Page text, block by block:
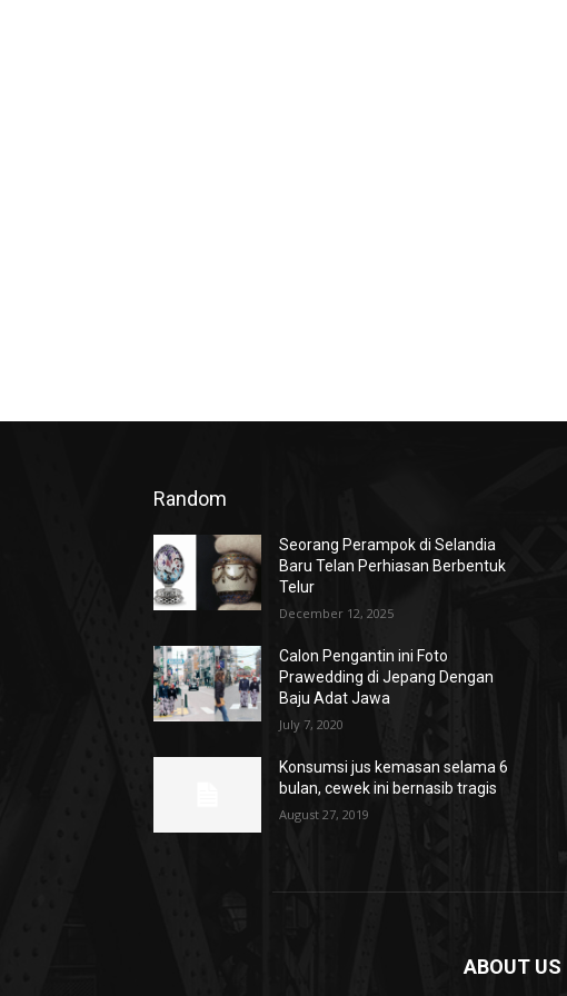
Random
Seorang Perampok di Selandia
Baru Telan Perhiasan Berbentuk
Telur
December 12, 2025
Calon Pengantin ini Foto
Prawedding di Jepang Dengan
Baju Adat Jawa
July 7, 2020
Konsumsi jus kemasan selama 6
bulan, cewek ini bernasib tragis
August 27, 2019
ABOUT US